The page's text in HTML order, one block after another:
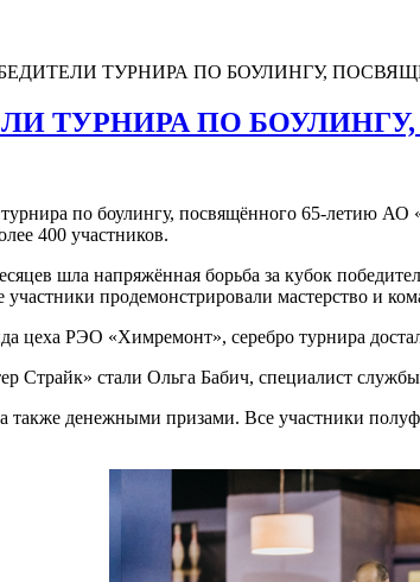
ТУРНИРА ПО БОУЛИНГУ,
ТУРНИРА ПО
по боулингу, посвящённого 65-летию
400 участников.
шла напряжённая борьба за кубок
участники продемонстрировали мастерство и
цеха РЭО «Химремонт», серебро турнира
Страйк» стали Ольга Бабич, специалист
также денежными призами. Все участники